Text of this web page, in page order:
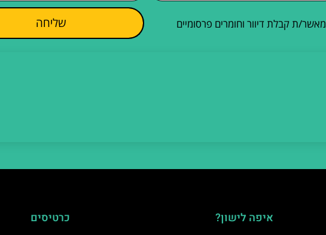
מאשר/ת קבלת דיוור וחומרים פרסומיים שליחה
איפה לישון?
כרטיסים